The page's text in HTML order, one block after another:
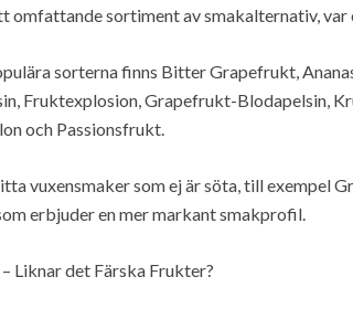
omfattande sortiment av smakalternativ, var
sorterna finns Bitter Grapefrukt,
Fruktexplosion, Grapefrukt-Blodapelsin,
och Passionsfrukt.
vuxensmaker som ej är söta, till exempel
erbjuder en mer markant smakprofil.
Liknar det Färska Frukter?